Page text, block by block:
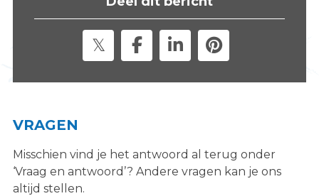
"
VRAGEN
Misschien vind je het antwoord al terug onder
‘Vraag en antwoord’? Andere vragen kan je ons
altijd stellen.